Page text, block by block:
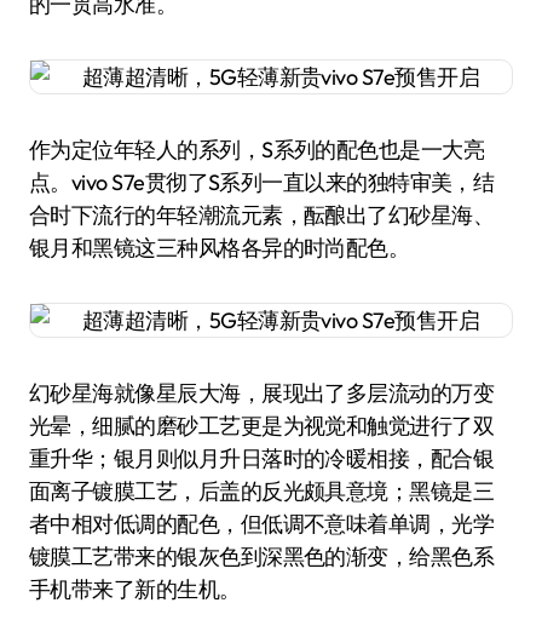
作为定位年轻人的系列，S系列的配色也是一大亮
点。vivo S7e贯彻了S系列一直以来的独特审美，结
合时下流行的年轻潮流元素，酝酿出了幻砂星海、
银月和黑镜这三种风格各异的时尚配色。
幻砂星海就像星辰大海，展现出了多层流动的万变
光晕，细腻的磨砂工艺更是为视觉和触觉进行了双
重升华；银月则似月升日落时的冷暖相接，配合银
面离子镀膜工艺，后盖的反光颇具意境；黑镜是三
者中相对低调的配色，但低调不意味着单调，光学
镀膜工艺带来的银灰色到深黑色的渐变，给黑色系
手机带来了新的生机。